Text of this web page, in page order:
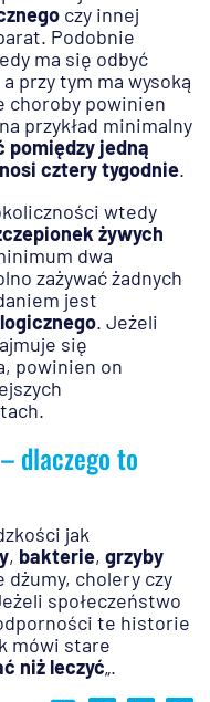
czy innej
Podobnie
ma się odbyć
przy tym ma wysoką
choroby powinien
przykład minimalny
pomiędzy jedną
cztery tygodnie.
wtedy
żywych
dwa
zażywać żadnych
jest
. Jeżeli
się
powinien on
dlaczego to
jak
, bakterie, grzyby
cholery czy
społeczeństwo
te historie
mówi stare
niż leczyć„.